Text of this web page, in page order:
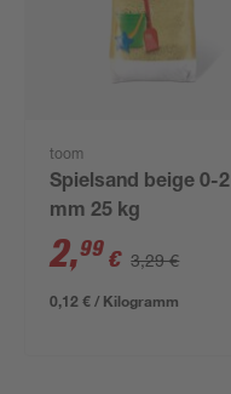
toom
Spielsand beige 0-2
mm 25 kg
2,99 € 3,29 €
0,12 € / Kilogramm